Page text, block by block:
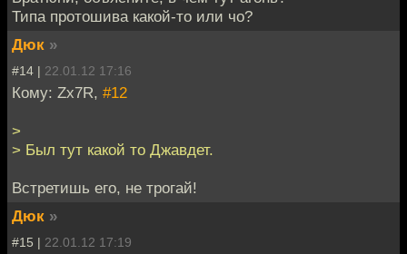
Типа протошива какой-то или чо?
Дюк »
#14 | 22.01.12 17:16
Кому: Zx7R, #12
>
> Был тут какой то Джавдет.
Встретишь его, не трогай!
Дюк »
#15 | 22.01.12 17:19